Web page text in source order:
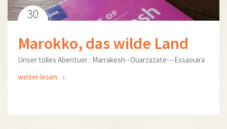
30
Marokko, das wilde Land
Unser tolles Abentuer : Marrakesh--Ouarzazate---Essaouira
weiter lesen